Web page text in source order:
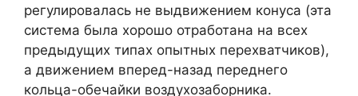
регулировалась не выдвижением конуса (эта
система была хорошо отработана на всех
предыдущих типах опытных перехватчиков),
а движением вперед-назад переднего
кольца-обечайки воздухозаборника.